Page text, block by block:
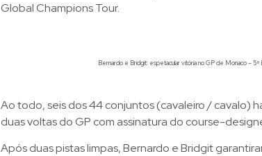
Global Champions Tour.
Bernardo e Bridgit: espetacular vitória no GP de Monaco – 5ª
Ao todo, seis dos 44 conjuntos (cavaleiro / cavalo)
duas voltas do GP com assinatura do course-
Após duas pistas limpas, Bernardo e Bridgit